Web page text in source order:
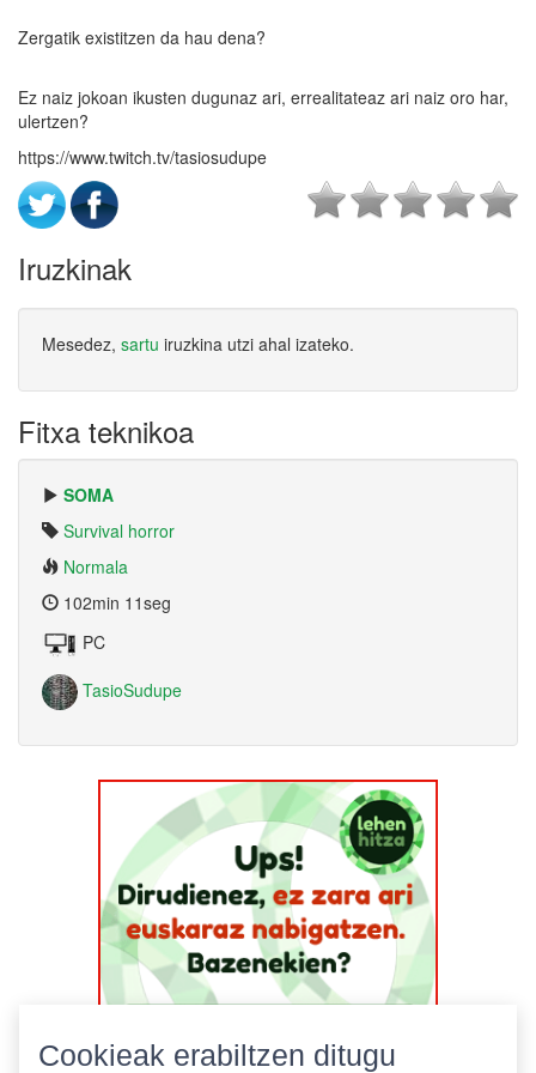
Zergatik existitzen da hau dena?
Ez naiz jokoan ikusten dugunaz ari, errealitateaz ari naiz oro har,
ulertzen?
https://www.twitch.tv/tasiosudupe
Iruzkinak
Mesedez, sartu iruzkina utzi ahal izateko.
Fitxa teknikoa
SOMA
Survival horror
Normala
102min 11seg
PC
TasioSudupe
Cookieak erabiltzen ditugu